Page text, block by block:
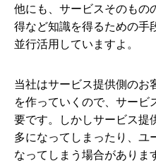
他にも、サービスそのもの
得など知識を得るための手
並行活用していますよ。
当社はサービス提供側のお
を作っていくので、サービ
要です。しかしサービス提
多になってしまったり、ユ
なってしまう場合がありま